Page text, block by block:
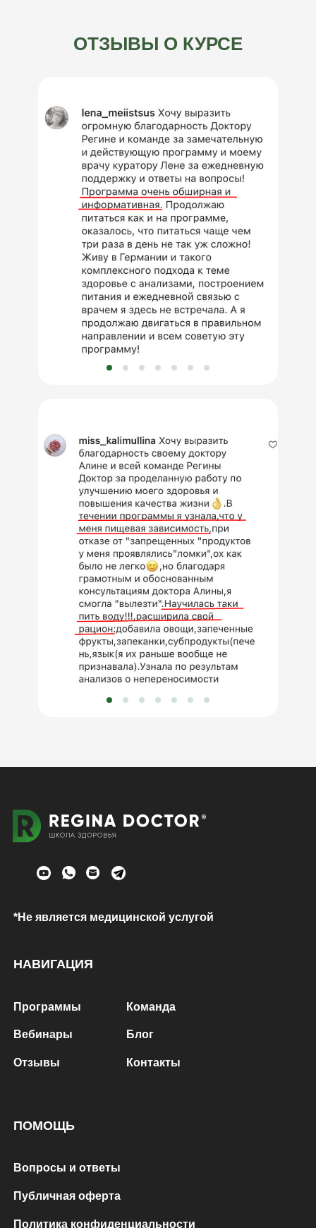
ОТЗЫВЫ О КУРСЕ
*Не является медицинской услугой
НАВИГАЦИЯ
ПОМОЩЬ
Программы
Вебинары
Отзывы
Команда
Блог
Контакты
Вопросы и ответы
Публичная оферта
Политика конфиденциальности